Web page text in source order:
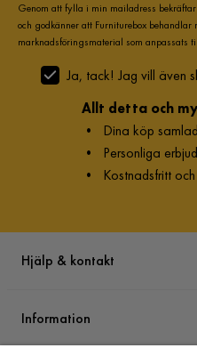
Genom att fylla i min mailadress
och godkänner att Furniturebox
marknadsföringsmaterial som anpassats
Ja, tack! Jag vill även
Allt detta och
• Dina köp
• Personliga
• Kostnadsfritt
Hjälp & kontakt
Information